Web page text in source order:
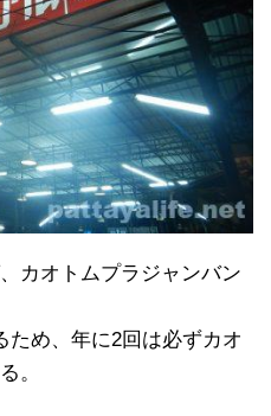
カオトムプラジャンバン
ため、年に2回は必ずカオ
。